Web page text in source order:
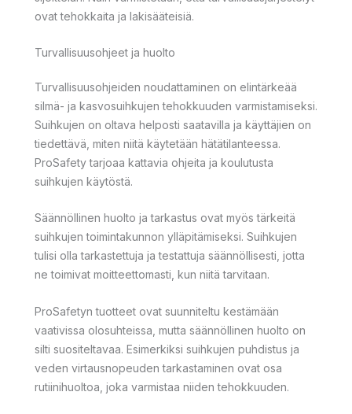
ovat tehokkaita ja lakisääteisiä.
Turvallisuusohjeet ja huolto
Turvallisuusohjeiden noudattaminen on elintärkeää
silmä- ja kasvosuihkujen tehokkuuden varmistamiseksi.
Suihkujen on oltava helposti saatavilla ja käyttäjien on
tiedettävä, miten niitä käytetään hätätilanteessa.
ProSafety tarjoaa kattavia ohjeita ja koulutusta
suihkujen käytöstä.
Säännöllinen huolto ja tarkastus ovat myös tärkeitä
suihkujen toimintakunnon ylläpitämiseksi. Suihkujen
tulisi olla tarkastettuja ja testattuja säännöllisesti, jotta
ne toimivat moitteettomasti, kun niitä tarvitaan.
ProSafetyn tuotteet ovat suunniteltu kestämään
vaativissa olosuhteissa, mutta säännöllinen huolto on
silti suositeltavaa. Esimerkiksi suihkujen puhdistus ja
veden virtausnopeuden tarkastaminen ovat osa
rutiinihuoltoa, joka varmistaa niiden tehokkuuden.